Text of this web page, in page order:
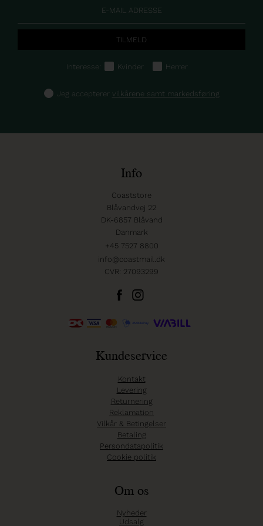
Interesse: Kvinder Herrer
Jeg accepterer vilkårene samt markedsføring
Info
Coaststore
Blåvandvej 22
DK-6857 Blåvand
Danmark
+45 7527 8800
info@coastmail.dk
CVR: 27093299
Kundeservice
Kontakt
Levering
Returnering
Reklamation
Vilkår & Betingelser
Betaling
Persondatapolitik
Cookie politik
Om os
Nyheder
Udsalg